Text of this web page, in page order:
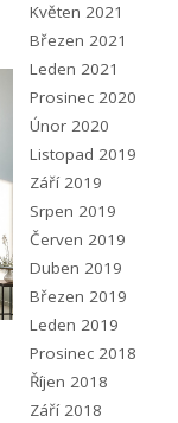
Květen 2021
Březen 2021
Leden 2021
Prosinec 2020
Únor 2020
Listopad 2019
Září 2019
Srpen 2019
Červen 2019
Duben 2019
Březen 2019
Leden 2019
Prosinec 2018
Říjen 2018
Září 2018